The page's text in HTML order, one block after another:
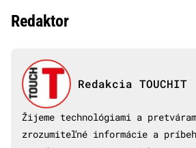
Redaktor
Redakcia TOUCHIT
Žijeme technológiami a
zrozumiteľné informácie a